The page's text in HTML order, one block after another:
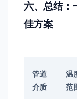
六、总结：
佳方案
管道
介质
温
范